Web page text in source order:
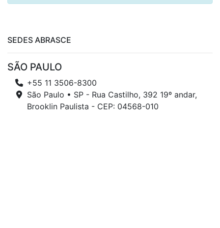
SEDES ABRASCE
SÃO PAULO
+55 11 3506-8300
São Paulo • SP - Rua Castilho, 392 19º andar,
Brooklin Paulista - CEP: 04568-010